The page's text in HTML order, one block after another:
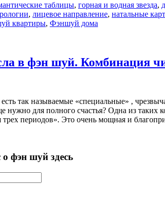
таблицы, горная и водная звезда,
, лицевое направление, натальные
квартиры, Фэншуй дома
в фэн шуй. Комбинация
так называемые «специальные» ,
нужно для полного счастья? Одна из таких
трех периодов». Это очень мощная и
фэн шуй здесь